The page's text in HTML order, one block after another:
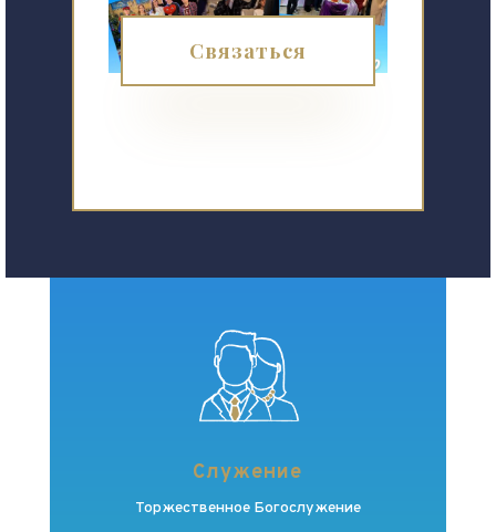
Связаться
Служение
Торжественное Богослужение